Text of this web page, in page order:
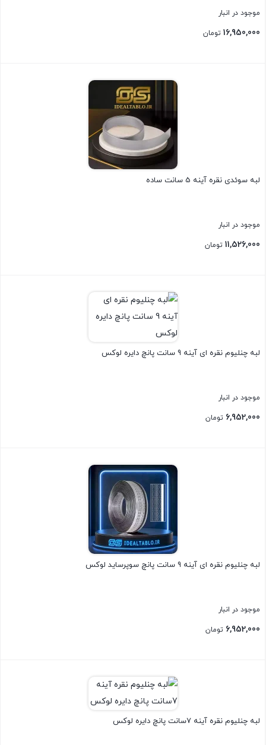
موجود در انبار
16,950,000 تومان
لبه سوئدی نقره آینه 5 سانت ساده
موجود در انبار
11,526,000 تومان
لبه چنلیوم نقره ای آینه 9 سانت پانچ دایره لوکس
موجود در انبار
6,952,000 تومان
لبه چنلیوم نقره ای آینه 9 سانت پانچ سوپرساید لوکس
موجود در انبار
6,952,000 تومان
لبه چنلیوم نقره آینه 7سانت پانچ دایره لوکس